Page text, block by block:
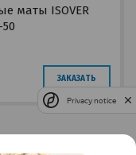
маты ISOVER
ЗАКАЗАТЬ
Privacy notice